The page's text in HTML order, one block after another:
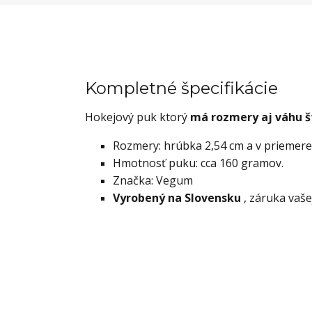
Kompletné špecifikácie
Hokejový puk ktorý má rozmery aj váhu
Rozmery: hrúbka 2,54 cm a v
Hmotnosť puku: cca 160 gramov.
Značka: Vegum
Vyrobený na Slovensku , záruka